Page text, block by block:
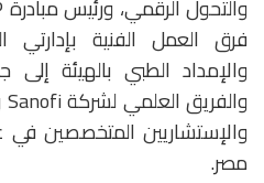
فرق العمل الفنية بإدارتي
والإمداد الطبي بالهيئة إلى
والإستشاريين المتخصصين في
مصر.